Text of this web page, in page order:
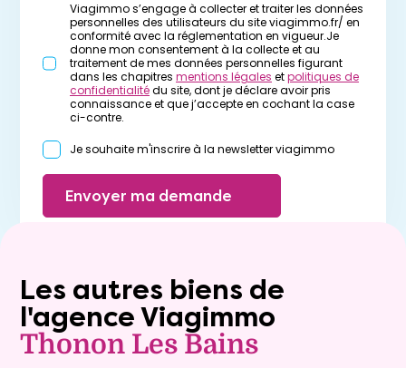
Viagimmo s’engage à collecter et traiter les données
personnelles des utilisateurs du site viagimmo.fr/ en
conformité avec la réglementation en vigueur.Je
donne mon consentement à la collecte et au
traitement de mes données personnelles figurant
dans les chapitres mentions légales etpolitiques de
confidentialitédu site, dont je déclare avoir pris
connaissance et que j’accepte en cochant la case
ci-contre.
Je souhaite m'inscrire à la newsletter viagimmo
Envoyer ma demande
Les autres biens de
l'agence Viagimmo
Thonon Les Bains